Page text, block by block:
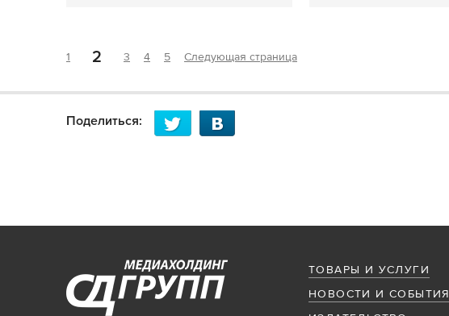
1 2 3 4 5 Следующая страница
Поделиться:
ТОВАРЫ И УСЛУГИ
НОВОСТИ И СОБЫТИЯ